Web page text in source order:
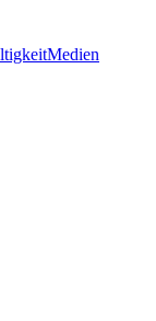
Medien